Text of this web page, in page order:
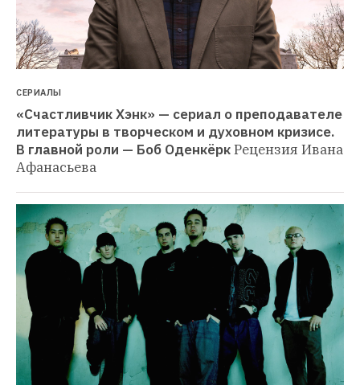
СЕРИАЛЫ
«Счастливчик Хэнк» — сериал о преподавателе
литературы в творческом и духовном кризисе.
В главной роли — Боб ОденкёркРецензия Ивана
Афанасьева